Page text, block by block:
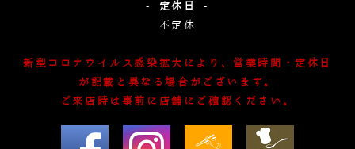
- 定休日 -
不定休
新型コロナウイルス感染拡大により、営業時間・定休日
が記載と異なる場合がございます。
ご来店時は事前に店舗にご確認ください。